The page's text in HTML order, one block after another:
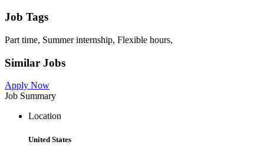
Job Tags
Part time, Summer internship, Flexible hours,
Similar Jobs
Apply Now
Job Summary
Location
United States